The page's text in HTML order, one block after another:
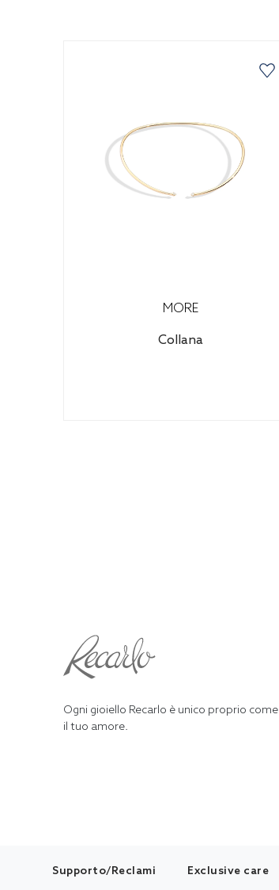
MORE
Collana
Ogni gioiello Recarlo è unico proprio come
il tuo amore.
Supporto/Reclami Exclusive care